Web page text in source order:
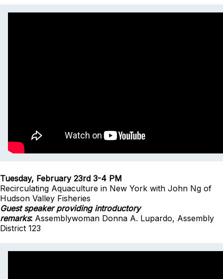
Tuesday, February 23rd 3-4 PM
Recirculating Aquaculture in New York with John Ng of
Hudson Valley Fisheries
Guest speaker providing introductory
remarks: Assemblywoman Donna A. Lupardo, Assembly
District 123